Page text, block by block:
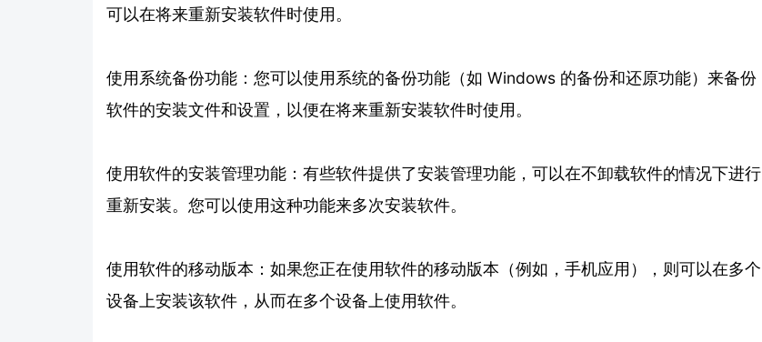
可以在将来重新安装软件时使用。
使用系统备份功能：您可以使用系统的备份功能（如 Windows 的备份和还原功能）来备份
软件的安装文件和设置，以便在将来重新安装软件时使用。
使用软件的安装管理功能：有些软件提供了安装管理功能，可以在不卸载软件的情况下进行
重新安装。您可以使用这种功能来多次安装软件。
使用软件的移动版本：如果您正在使用软件的移动版本（例如，手机应用），则可以在多个
设备上安装该软件，从而在多个设备上使用软件。